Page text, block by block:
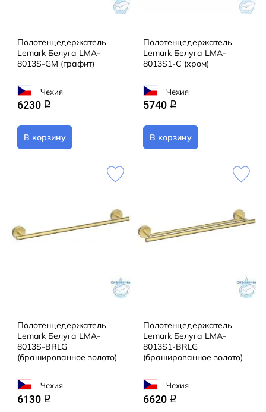
Полотенцедержатель
Lemark Белуга LMA-
8013S-GM (графит)
Чехия
6230 q
В корзину
Полотенцедержатель
Lemark Белуга LMA-
8013S1-C (хром)
Чехия
5740 q
В корзину
Полотенцедержатель
Lemark Белуга LMA-
8013S-BRLG
(брашированное золото)
Чехия
6130 q
Полотенцедержатель
Lemark Белуга LMA-
8013S1-BRLG
(брашированное золото)
Чехия
6620 q